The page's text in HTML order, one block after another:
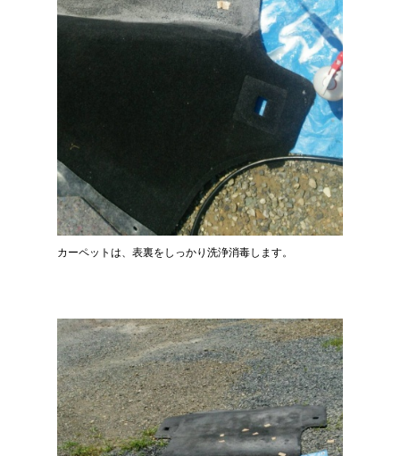
カーペットは、表裏をしっかり洗浄消毒します。